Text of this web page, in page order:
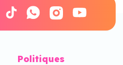
Politiques